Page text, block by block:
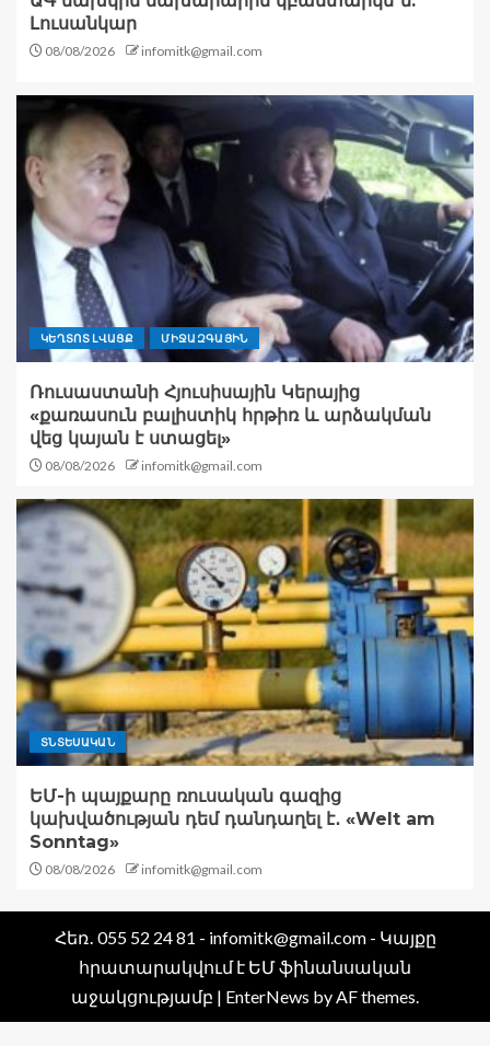
Լուսանկար
08/08/2026 infomitk@gmail.com
ԿԵՂՏՈՏ ԼՎԱՑՔ ՄԻՋԱԶԳԱՅԻՆ
Ռուսաստանի Հյուսիսային Կերայից
«քառասուն բալիստիկ հրթիռ և արձակման
վեց կայան է ստացել»
08/08/2026 infomitk@gmail.com
ՏՆՏԵՍԱԿԱՆ
ԵՄ-ի պայքարը ռուսական գազից
կախվածության դեմ դանդաղել է․ «Welt am
Sonntag»
08/08/2026 infomitk@gmail.com
Հեռ․ 055 52 24 81 - infomitk@gmail.com - Կայքը
հրատարակվում է ԵՄ ֆինանսական
աջակցությամբ | EnterNews by AF themes.